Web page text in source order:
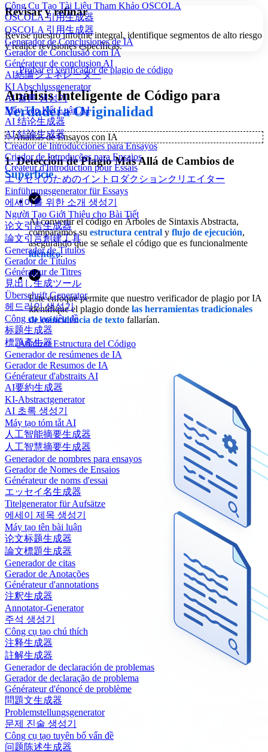
Công Cụ Tạo Tài Liệu Tham Khảo OSCOLA
OSCOLA 引用生成器
OSCOLA 引用生成器
Generador de Conclusiones de IA
Gerador de Conclusão com IA
Générateur de conclusion AI
AI結論ジェネレーター
KI Abschlussgenerator
AI 결론 생성기
Máy Tạo Kết Luận AI
AI 结论生成器
AI 結論生成器
Creador de Introducciones para Ensayos
Criador de Introduções para Ensaios
Créateur d'Introduction pour Essais
エッセイのためのイントロダクションクリエイター
Einführungsgenerator für Essays
에세이를 위한 소개 생성기
Người Tạo Giới Thiệu cho Bài Tiết
论文引言生成器
論文引言創建工具
Generador de Títulos
Gerador de Títulos
Générateur de Titres
見出し生成ツール
Überschrift Generator
헤드라인 생성기
Công cụ tạo tiêu đề
标题生成器
標題產生器
Generador de resúmenes de IA
Gerador de Resumos de IA
Générateur d'abstraits AI
AI要約生成器
KI-Abstractgenerator
AI 초록 생성기
Máy tạo tóm tắt AI
人工智能摘要生成器
人工智慧摘要生成器
Generador de nombres para ensayos
Gerador de Nomes de Ensaios
Générateur de noms d'essai
エッセイ名生成器
Titelgenerator für Aufsätze
에세이 제목 생성기
Máy tạo tên bài luận
论文标题生成器
論文標題生成器
Generador de citas
Gerador de Anotações
Générateur d'annotations
注釈生成器
Annotator-Generator
주석 생성기
Công cụ tạo chú thích
注释生成器
註解生成器
Generador de declaración de problemas
Gerador de declaração de problema
Générateur d'énoncé de problème
問題文生成器
Problemstellungsgenerator
문제 진술 생성기
Công cụ tạo tuyên bố vấn đề
问题陈述生成器
Revisar y refinar
Revise nuestro informe integral, identifique segmentos de alto riesgo
y realice revisiones específicas.
Probar el verificador de plagio de código
Análisis Inteligente de Código para
Verdadera Originalidad
✨Análisis de Ensayos con IA
1. Detección de Plagio Más Allá de Cambios de
Superficie
Al convertir el código en Árboles de Sintaxis Abstracta,
comparamos su estructura central y flujo de ejecución,
asegurando que se señale el código que es funcionalmente
idéntico.
Este enfoque permite que nuestro verificador de plagio por IA
identifique el plagio donde las herramientas tradicionales
de coincidencia de texto fallarían.
Analizar Estructura del Código